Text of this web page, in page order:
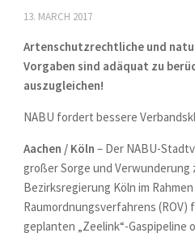
13. MARCH 2017
Artenschutzrechtliche und
Vorgaben sind adäquat zu
auszugleichen!
NABU fordert bessere
Aachen / Köln – Der NABU-
großer Sorge und Verwunderung
Bezirksregierung Köln im
Raumordnungsverfahrens (ROV)
geplanten „Zeelink“-Gaspipeline